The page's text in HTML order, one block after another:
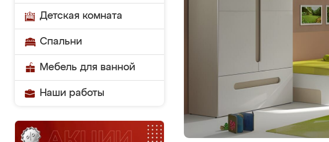
Детская комната
Спальни
Мебель для ванной
Наши работы